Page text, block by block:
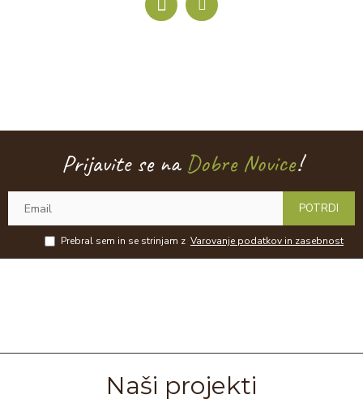
Prijavite se naDobre Novice!
POTRDI
Prebral sem in se strinjam z Varovanje podatkov in zasebnost
Naši projekti